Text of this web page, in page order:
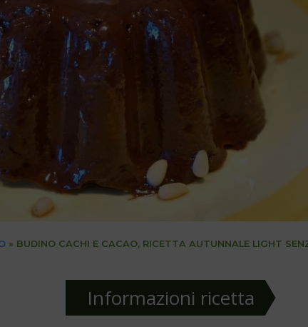
» BUDINO CACHI E CACAO, RICETTA AUTUNNALE LIGHT
Informazioni ricetta